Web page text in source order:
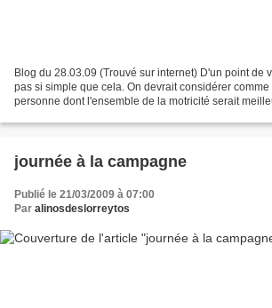
Blog du 28.03.09 (Trouvé sur internet) D'un point de
pas si simple que cela. On devrait considérer comme
personne dont l'ensemble de la motricité serait
journée à la campagne
Publié le 21/03/2009 à 07:00
Par alinosdeslorreytos